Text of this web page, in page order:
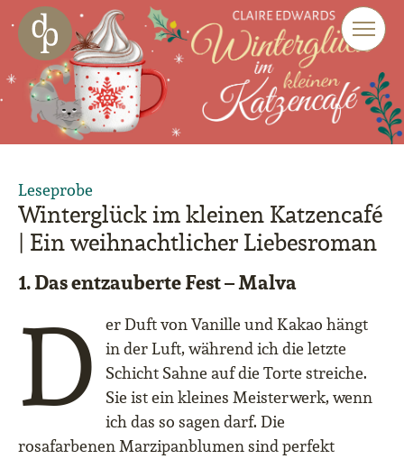
Zum Haupt-Inhalt springen
Zur Navigation springen
Zur Website-Suche springen
Leseprobe
Winterglück im kleinen Katzencafé
| Ein weihnachtlicher Liebesroman
1. Das entzauberte Fest – Malva
D
er Duft von Vanille und Kakao hängt
in der Luft, während ich die letzte
Schicht Sahne auf die Torte streiche.
Sie ist ein kleines Meisterwerk, wenn
ich das so sagen darf. Die
rosafarbenen Marzipanblumen sind perfekt